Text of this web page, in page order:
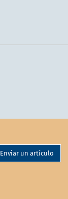
Enviar un artículo